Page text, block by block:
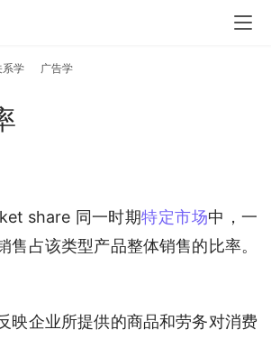
系学 广告学
share 同一时期特定市场中，一
售占该类型产品整体销售的比率。
映企业所提供的商品和劳务对消费